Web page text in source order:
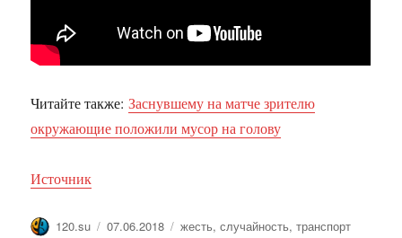
Читайте также:Заснувшему на матче зрителю
окружающие положили мусор на голову
Источник
Автор
120.su Опубликовано
07.06.2018 Метки
жесть,случайность,транспорт